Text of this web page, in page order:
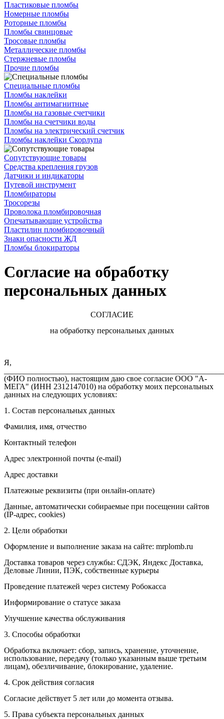
Пластиковые пломбы
Номерные пломбы
Роторные пломбы
Пломбы свинцовые
Тросовые пломбы
Металлические пломбы
Стержневые пломбы
Прочие пломбы
Специальные пломбы
Пломбы наклейки
Пломбы антимагнитные
Пломбы на газовые счетчики
Пломбы на счетчики воды
Пломбы на электрический счетчик
Пломбы наклейки Скорлупа
Сопутствующие товары
Средства крепления грузов
Датчики и индикаторы
Путевой инструмент
Пломбираторы
Тросорезы
Проволока пломбировочная
Опечатывающие устройства
Пластилин пломбировочный
Знаки опасности ЖД
Пломбы блокираторы
Согласие на обработку
персональных данных
СОГЛАСИЕ
на обработку персональных данных
Я,
(ФИО полностью), настоящим даю свое согласие ООО "А-
МЕГА" (ИНН 2312147010) на обработку моих персональных
данных на следующих условиях:
1. Состав персональных данных
Фамилия, имя, отчество
Контактный телефон
Адрес электронной почты (e-mail)
Адрес доставки
Платежные реквизиты (при онлайн-оплате)
Данные, автоматически собираемые при посещении сайтов
(IP-адрес, cookies)
2. Цели обработки
Оформление и выполнение заказа на сайте: mrplomb.ru
Доставка товаров через службы: СДЭК, Яндекс Доставка,
Деловые Линии, ПЭК, собственные курьеры
Проведение платежей через систему Робокасса
Информирование о статусе заказа
Улучшение качества обслуживания
3. Способы обработки
Обработка включает: сбор, запись, хранение, уточнение,
использование, передачу (только указанным выше третьим
лицам), обезличивание, блокирование, удаление.
4. Срок действия согласия
Согласие действует 5 лет или до момента отзыва.
5. Права субъекта персональных данных